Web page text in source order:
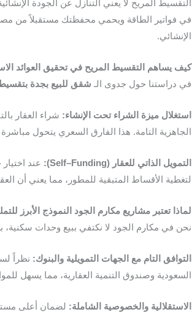
التقسيط المريح لا يعني التنازل عن الجودة
الإنشائي.
كيف يساهم التقسيط المريح في تحقيق العوائد
​في دراستنا حول جدوى الـ شقق للبيع بجدة
استغلال ميزة الشراء تحت الإنشاء:
الجاهزية التامة. هذا الفارق السعري يتحول
التمويل الذاتي للعقار (
Self–Funding
): عند
لتغطية الأقساط المتبقية للمطور، مما يعني أن
لماذا تعتبر مشاريع مكارم الجود النموذج الأبرز
​نحن في مكارم الجود لا نكتفي ببيع وحدات سكنية،
التوافق التام مع الجهات التمويلية والبنوك: نظراً
السعودية وصندوق التنمية العقارية، مما يسهل
الاستقلالية والخصوصية الشاملة: لضمان أعلى